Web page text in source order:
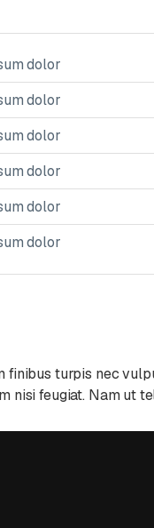
dolor
dolor
dolor
dolor
dolor
dolor
finibus turpis nec
nisi feugiat. Nam ut